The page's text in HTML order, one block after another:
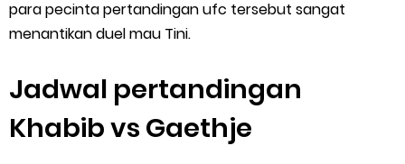
Batas Saldo Untuk Akun Gopay Biasa dan Upgrade
Enroute Drop: Arti dan Penjelasan Resi Gosend
para pecinta pertandingan ufc tersebut sangat
menantikan duel mau Tini.
Jadwal pertandingan
Khabib vs Gaethje